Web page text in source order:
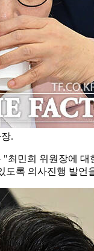
.
최민희 위원장에
도록 의사진행 발